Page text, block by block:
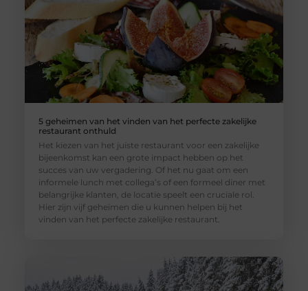
5 geheimen van het vinden van het perfecte zakelijke
restaurant onthuld
Het kiezen van het juiste restaurant voor een zakelijke
bijeenkomst kan een grote impact hebben op het
succes van uw vergadering. Of het nu gaat om een
informele lunch met collega’s of een formeel diner met
belangrijke klanten, de locatie speelt een cruciale rol.
Hier zijn vijf geheimen die u kunnen helpen bij het
vinden van het perfecte zakelijke restaurant.